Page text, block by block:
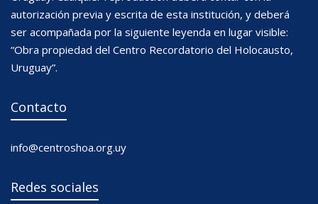
autorización previa y escrita de esta institución, y deberá
ser acompañada por la siguiente leyenda en lugar visible:
“Obra propiedad del Centro Recordatorio del Holocausto,
Uruguay”.
Contacto
info@centroshoa.org.uy
Redes sociales